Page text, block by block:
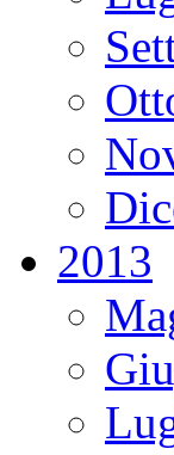
2013